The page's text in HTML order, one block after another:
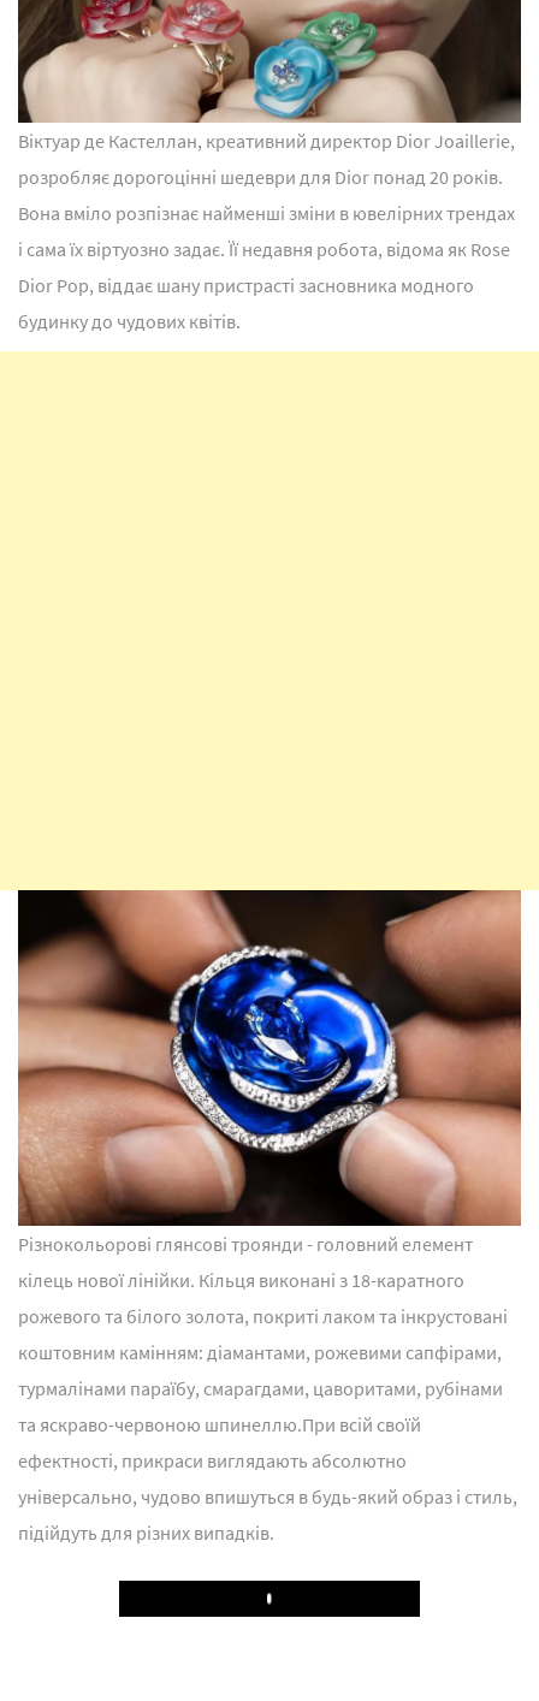
Віктуар де Кастеллан, креативний директор Dior Joaillerie,
розробляє дорогоцінні шедеври для Dior понад 20 років.
Вона вміло розпізнає найменші зміни в ювелірних трендах
і сама їх віртуозно задає. Її недавня робота, відома як Rose
Dior Pop, віддає шану пристрасті засновника модного
будинку до чудових квітів.
Різнокольорові глянсові троянди - головний елемент
кілець нової лінійки. Кільця виконані з 18-каратного
рожевого та білого золота, покриті лаком та інкрустовані
коштовним камінням: діамантами, рожевими сапфірами,
турмалінами параїбу, смарагдами, цаворитами, рубінами
та яскраво-червоною шпинеллю.При всій своїй
ефектності, прикраси виглядають абсолютно
універсально, чудово впишуться в будь-який образ і стиль,
підійдуть для різних випадків.
Play